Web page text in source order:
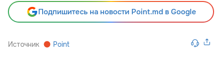
Подпишитесь на новости Point.md в Google
Источник Point